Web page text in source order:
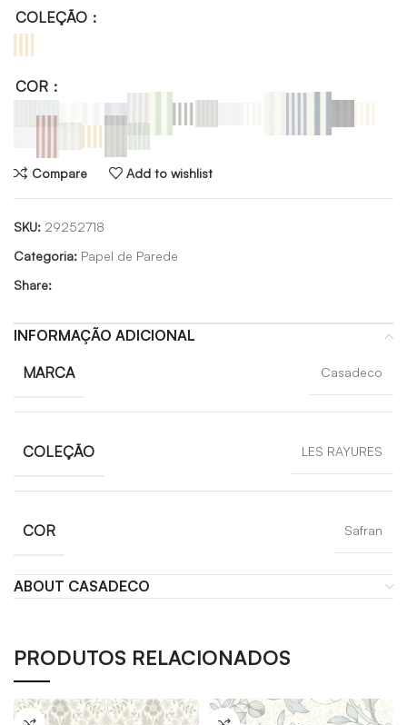
COLEÇÃO
COR
Compare Add to wishlist
SKU: 29252718
Categoria: Papel de Parede
Share:
INFORMAÇÃO ADICIONAL
MARCA Casadeco
COLEÇÃO LES RAYURES
COR Safran
ABOUT CASADECO
PRODUTOS RELACIONADOS